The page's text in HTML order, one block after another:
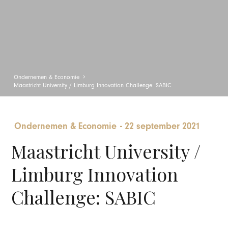
Ondernemen & Economie
Maastricht University / Limburg Innovation Challenge: SABIC
Ondernemen & Economie -22 september 2021
Maastricht University /
Limburg Innovation
Challenge: SABIC